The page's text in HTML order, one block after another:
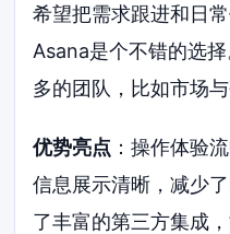
希望把需求跟进和日
Asana是个不错的选
多的团队，比如市场与
优势亮点 ：操作体验
信息展示清晰，减少
了丰富的第三方集成